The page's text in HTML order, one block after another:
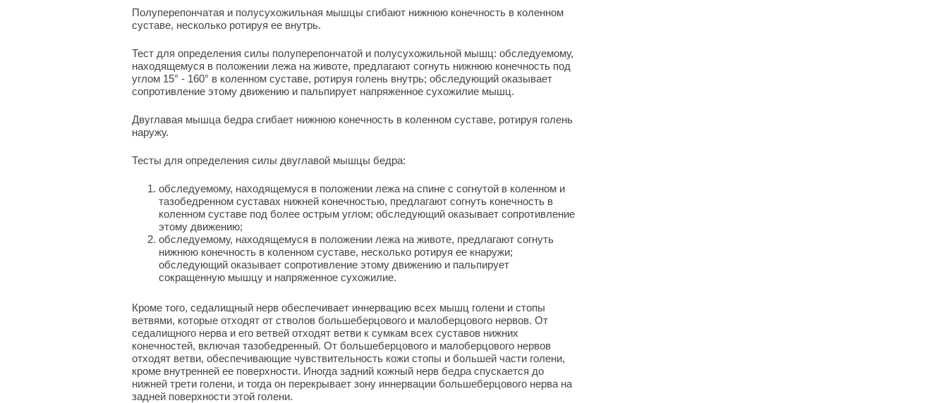
Полуперепончатая и полусухожильная мышцы сгибают нижнюю конечность в коленном
суставе, несколько ротируя ее внутрь.
Тест для определения силы полуперепончатой и полусухожильной мышц: обследуемому,
находящемуся в положении лежа на животе, предлагают согнуть нижнюю конечность под
углом 15° - 160° в коленном суставе, ротируя голень внутрь; обследующий оказывает
сопротивление этому движению и пальпирует напряженное сухожилие мышц.
Двуглавая мышца бедра сгибает нижнюю конечность в коленном суставе, ротируя голень
наружу.
Тесты для определения силы двуглавой мышцы бедра:
обследуемому, находящемуся в положении лежа на спине с согнутой в коленном и
тазобедренном суставах нижней конечностью, предлагают согнуть конечность в
коленном суставе под более острым углом; обследующий оказывает сопротивление
этому движению;
обследуемому, находящемуся в положении лежа на животе, предлагают согнуть
нижнюю конечность в коленном суставе, несколько ротируя ее кнаружи;
обследующий оказывает сопротивление этому движению и пальпирует
сокращенную мышцу и напряженное сухожилие.
Кроме того, седалищный нерв обеспечивает иннервацию всех мышц голени и стопы
ветвями, которые отходят от стволов большеберцового и малоберцового нервов. От
седалищного нерва и его ветвей отходят ветви к сумкам всех суставов нижних
конечностей, включая тазобедренный. От большеберцового и малоберцового нервов
отходят ветви, обеспечивающие чувствительность кожи стопы и большей части голени,
кроме внутренней ее поверхности. Иногда задний кожный нерв бедра спускается до
нижней трети голени, и тогда он перекрывает зону иннервации большеберцового нерва на
задней поверхности этой голени.